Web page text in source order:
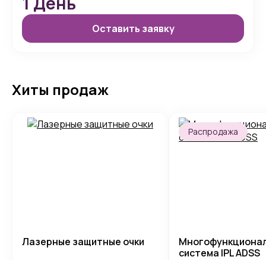
Оставить заявку
Хиты продаж
Лазерные защитные очки
Распродажа
система IPL ADSS